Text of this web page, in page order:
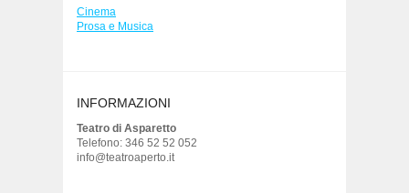
Cinema
Prosa e Musica
INFORMAZIONI
Teatro di Asparetto
Telefono: 346 52 52 052
info@teatroaperto.it